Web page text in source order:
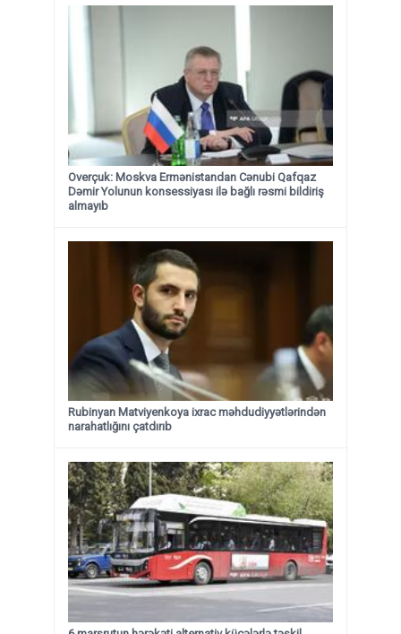
Overçuk: Moskva Ermənistandan Cənubi Qafqaz
Dəmir Yolunun konsessiyası ilə bağlı rəsmi bildiriş
almayıb
Rubinyan Matviyenkoya ixrac məhdudiyyətlərindən
narahatlığını çatdırıb